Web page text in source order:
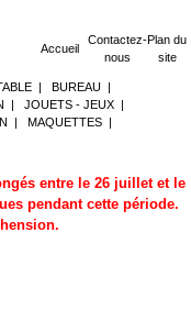
Accueil
Contactez-
nous
Plan du
site
| BUREAU|
| JOUETS - JEUX |
| MAQUETTES |
entre le 26 juillet et le
pendant cette période.